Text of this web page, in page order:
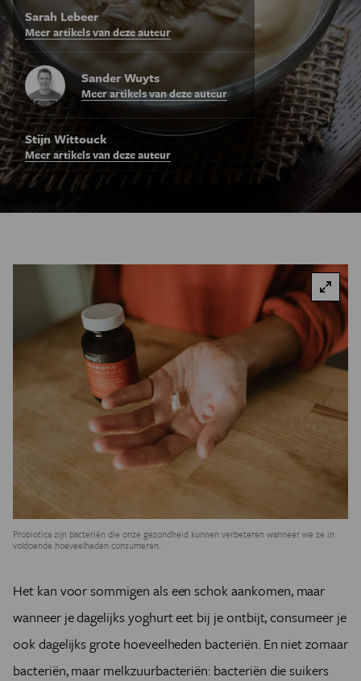
Sarah Lebeer
Meer artikels van deze auteur
Sander Wuyts
Meer artikels van deze auteur
Stijn Wittouck
Meer artikels van deze auteur
Probiotica zijn bacteriën die onze gezondheid kunnen verbeteren wanneer we ze in
voldoende hoeveelheden consumeren.
Het kan voor sommigen als een schok aankomen, maar
wanneer je dagelijks yoghurt eet bij je ontbijt, consumeer je
ook dagelijks grote hoeveelheden bacteriën. En niet zomaar
bacteriën, maar melkzuurbacteriën: bacteriën die suikers